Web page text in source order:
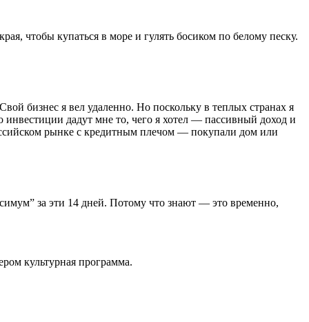
чтобы купаться в море и гулять босиком по белому песку.
бизнес я вел удаленно. Но поскольку в теплых странах я
инвестиции дадут мне то, чего я хотел — пассивный доход и
рынке с кредитным плечом — покупали дом или
за эти 14 дней. Потому что знают — это временно,
культурная программа.